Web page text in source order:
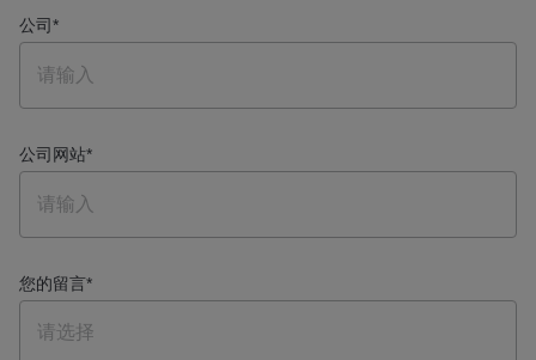
公司*
公司网站*
您的留言*